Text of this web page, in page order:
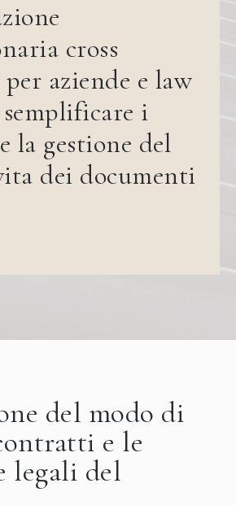
cross
aziende e law
i
la gestione del
dei documenti
del modo di
e le
legali del